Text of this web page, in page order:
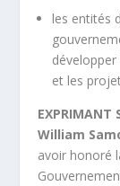
les entités
et les
EXPRIMANT
William
avoir honoré